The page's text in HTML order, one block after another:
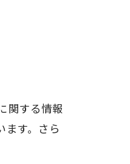
関する情報
す。さら